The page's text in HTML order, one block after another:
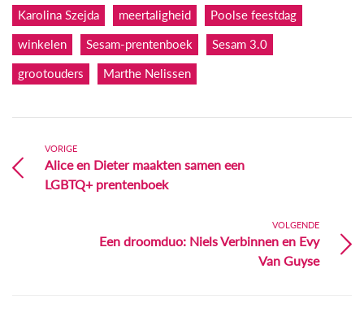
Karolina Szejda meertaligheid
Poolse feestdag
winkelen
Sesam-prentenboek
Sesam 3.0
grootouders
Marthe Nelissen
VORIGE
Alice en Dieter maakten samen een
LGBTQ+ prentenboek
VOLGENDE
Een droomduo: Niels Verbinnen en Evy
Van Guyse